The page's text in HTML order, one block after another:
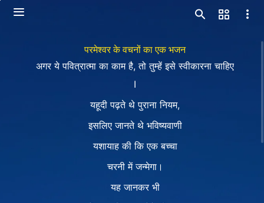
परमेश्वर के वचनों का एक भजन
अगर ये पवित्रात्मा का काम है, तो तुम्हें इसे स्वीकारना चाहिए
I
यहूदी पढ़ते थे पुराना नियम,
इसलिए जानते थे भविष्यवाणी
यशायाह की कि एक बच्चा
चरनी में जन्मेगा।
यह जानकर भी